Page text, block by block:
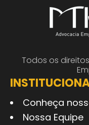
Todos os
Conheça
Nossa Equipe